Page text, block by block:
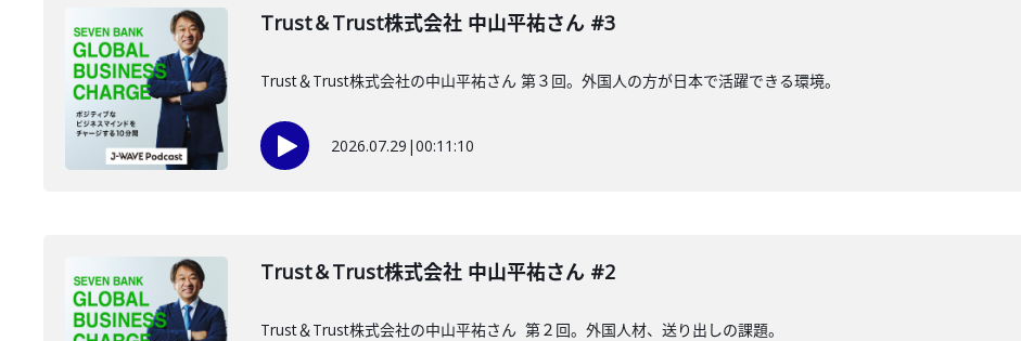
Trust＆Trust株式会社 中山平祐さん #3
Trust＆Trust株式会社の中山平祐さん 第３回。外国人の方が日本で活躍できる環境。
2026.07.29 |00:11:10
Trust＆Trust株式会社 中山平祐さん #2
Trust＆Trust株式会社の中山平祐さん 第２回。外国人材、送り出しの課題。